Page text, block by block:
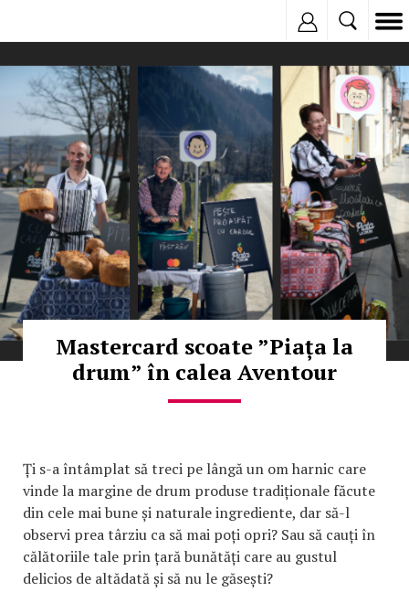
Mastercard scoate ”Piața la
drum” în calea Aventour
Ți s-a întâmplat să treci pe lângă un om harnic care
vinde la margine de drum produse tradiționale făcute
din cele mai bune și naturale ingrediente, dar să-l
observi prea târziu ca să mai poți opri? Sau să cauți în
călătoriile tale prin țară bunătăți care au gustul
delicios de altădată și să nu le găsești?